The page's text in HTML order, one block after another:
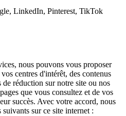
LinkedIn, Pinterest, TikTok
nous pouvons vous proposer
centres d'intérêt, des contenus
de réduction sur notre site ou nos
que vous consultez et de vos
succès. Avec votre accord, nous
sur ce site internet :